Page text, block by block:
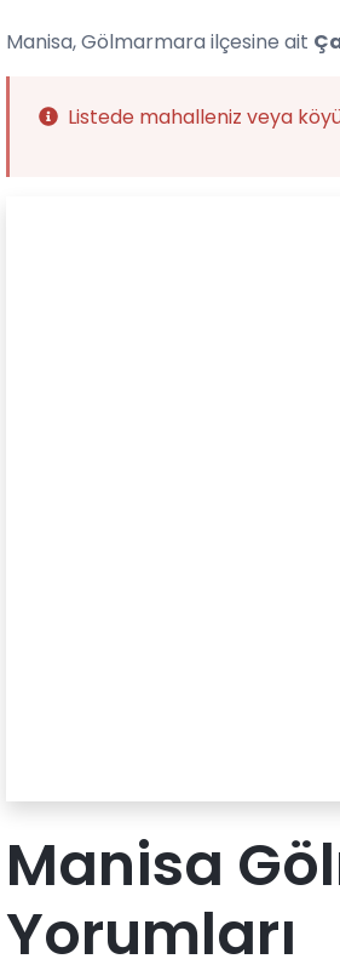
Manisa, Gölmarmara ilçesine ait
Listede mahalleniz veya
Manisa
Yorumları